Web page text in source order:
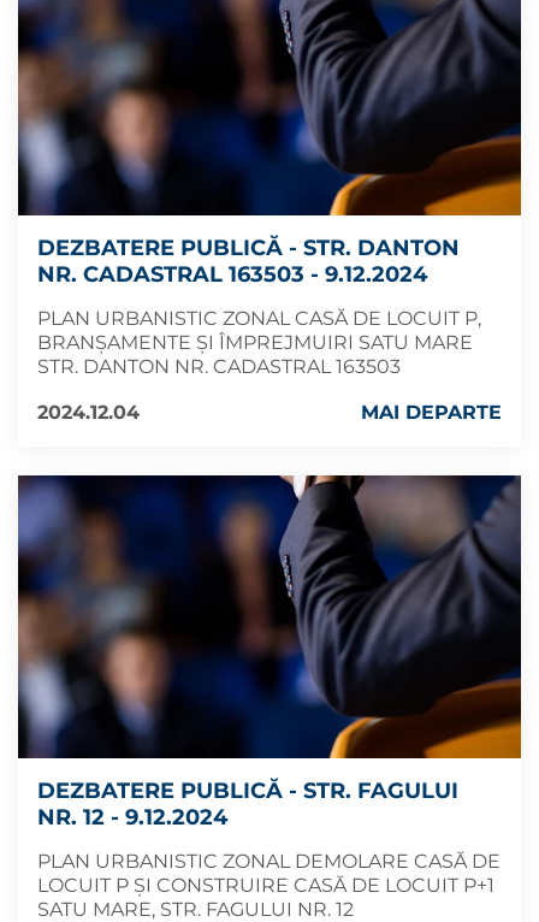
DEZBATERE PUBLICĂ - STR. DANTON
NR. CADASTRAL 163503 - 9.12.2024
PLAN URBANISTIC ZONAL CASĂ DE LOCUIT P,
BRANȘAMENTE ȘI ÎMPREJMUIRI SATU MARE
STR. DANTON NR. CADASTRAL 163503
2024.12.04
MAI DEPARTE
DEZBATERE PUBLICĂ - STR. FAGULUI
NR. 12 - 9.12.2024
PLAN URBANISTIC ZONAL DEMOLARE CASĂ DE
LOCUIT P ȘI CONSTRUIRE CASĂ DE LOCUIT P+1
SATU MARE, STR. FAGULUI NR. 12